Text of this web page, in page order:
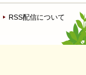
RSS配信について